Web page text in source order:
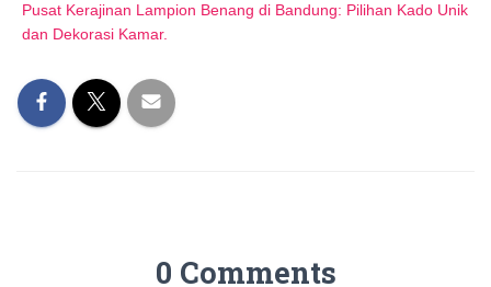
Pusat Kerajinan Lampion Benang di Bandung: Pilihan Kado Unik
dan Dekorasi Kamar.
0 Comments